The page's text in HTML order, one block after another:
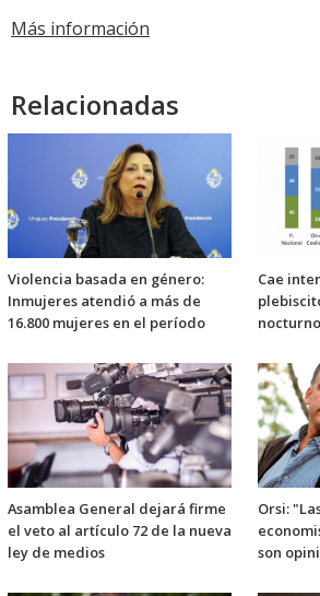
Más información
Relacionadas
Violencia basada en género:
Inmujeres atendió a más de
16.800 mujeres en el período
Cae
Asamblea General dejará firme
el veto al artículo 72 de la nueva
ley de medios
Orsi:
son